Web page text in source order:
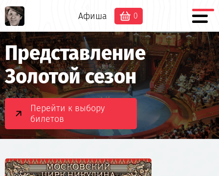
Афиша 0
Представление
Золотой сезон
Перейти к выбору
билетов